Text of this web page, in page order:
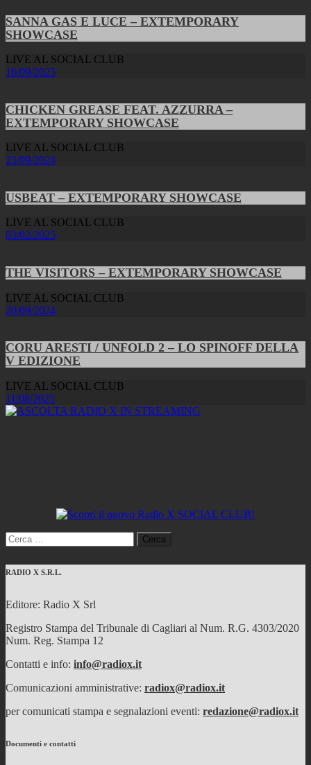
SANNA GAS E LUCE – EXTEMPORARY
SHOWCASE
LIVE AL SOCIAL CLUB
16/09/2025
CHICKEN GREASE FEAT. AZZURRA –
EXTEMPORARY SHOWCASE
LIVE AL SOCIAL CLUB
23/09/2024
USBEAT – EXTEMPORARY SHOWCASE
LIVE AL SOCIAL CLUB
03/02/2025
THE VISITORS – EXTEMPORARY SHOWCASE
LIVE AL SOCIAL CLUB
20/09/2024
CORU ARESTI / UNFOLD 2 – LO SPINOFF DELLA
V EDIZIONE
LIVE AL SOCIAL CLUB
11/08/2025
Ricerca
per:
RADIO X S.R.L.
Editore: Radio X Srl
Registro Stampa del Tribunale di Cagliari al Num. R.G. 4303/2020
Num. Reg. Stampa 12
Contatti e info: info@radiox.it
Comunicazioni amministrative: radiox@radiox.it
per comunicati stampa e segnalazioni eventi: redazione@radiox.it
Documenti e contatti